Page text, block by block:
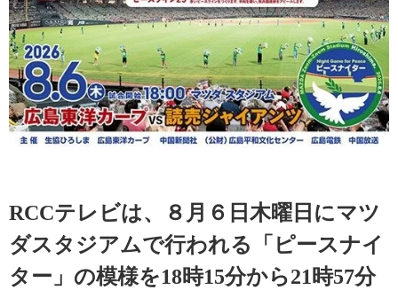
RCCテレビは、８月６日木曜日にマツ
ダスタジアムで行われる「ピースナイ
ター」の模様を18時15分から21時57分